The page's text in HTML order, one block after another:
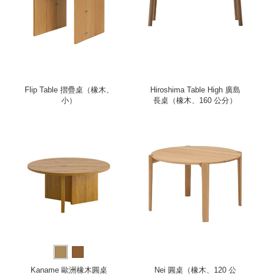
Flip Table 摺疊桌（橡木、
小）
Hiroshima Table High 廣島
長桌（橡木、160 公分）
Kaname 歐洲橡木圓桌
Nei 圓桌（橡木、120 公